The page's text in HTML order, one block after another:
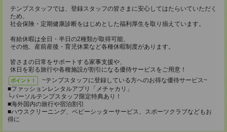
テンプスタッフでは、登録スタッフの皆さまに安心してはたらいていただく
ため、
社会保険・定期健康診断をはじめとした福利厚生を取り揃えています。
有給休暇は全日・半日の2種類が取得可能、
その他、産前産後・育児休業など各種休暇制度があります。
皆さまの日常をサポートする家事支援や、
休日を彩る旅行や各種施設が割引になる優待サービスをご用意！
ポイント！
~テンプスタッフに登録している方へのお得な優待サービス~
■ファッションレンタルアプリ「メチャカリ」
└パーソルテンプスタッフ限定特典あり！
■海外国内の旅行や宿泊割引
■ハウスクリーニング、ベビーシッターサービス、スポーツクラブなどもお
得に